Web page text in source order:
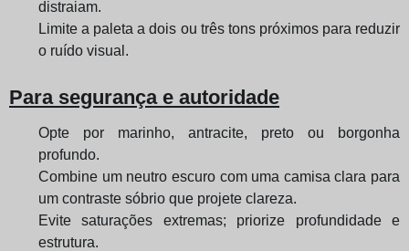
distraiam.
Limite a paleta a dois ou três tons próximos para reduzir
o ruído visual.
Para segurança e autoridade
Opte por marinho, antracite, preto ou borgonha
profundo.
Combine um neutro escuro com uma camisa clara para
um contraste sóbrio que projete clareza.
Evite saturações extremas; priorize profundidade e
estrutura.